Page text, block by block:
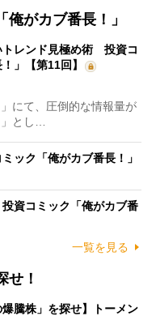
がカブ番長！」
トレンド見極め術 投資コ
」【第11回】
にて、圧倒的な情報量が
とし…
ック「俺がカブ番長！」
資コミック「俺がカブ番
一覧を見る
せ！
爆騰株」を探せ】トーメン